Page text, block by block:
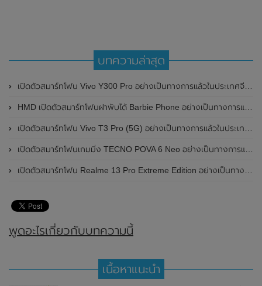
บทความล่าสุด
เปิดตัวสมาร์ทโฟน Vivo Y300 Pro อย่างเป็นทางการแล้วในประเทศจีน มาพร้อมดีไซน์พรีเมี่ยม ทนทาน และแบตเตอรี่สุดอึดขนาดใหญ่ 6,500mAh พร้อมรองรับการชาร์จไว 80W
HMD เปิดตัวสมาร์ทโฟนฝาพับได้ Barbie Phone อย่างเป็นทางการแล้ว มาพร้อมธีมสีชมพูสดใส
เปิดตัวสมาร์ทโฟน Vivo T3 Pro (5G) อย่างเป็นทางการแล้วในประเทศอินเดีย
เปิดตัวสมาร์ทโฟนเกมมิ่ง TECNO POVA 6 Neo อย่างเป็นทางการแล้วในประเทศไทย ในราคา 8,499 บาท
เปิดตัวสมาร์ทโฟน Realme 13 Pro Extreme Edition อย่างเป็นทางการแล้วในประเทศจีน
พูดอะไรเกี่ยวกับบทความนี้
เนื้อหาแนะนำ